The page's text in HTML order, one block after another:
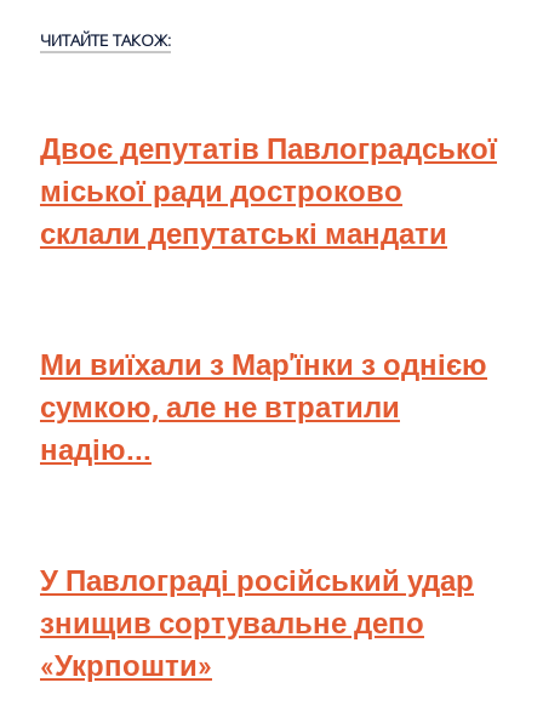
ЧИТАЙТЕ ТАКОЖ:
Двоє депутатів Павлоградської
міської ради достроково
склали депутатські мандати
Ми виїхали з Мар'їнки з однією
сумкою, але не втратили
надію...
У Павлограді російський удар
знищив сортувальне депо
«Укрпошти»